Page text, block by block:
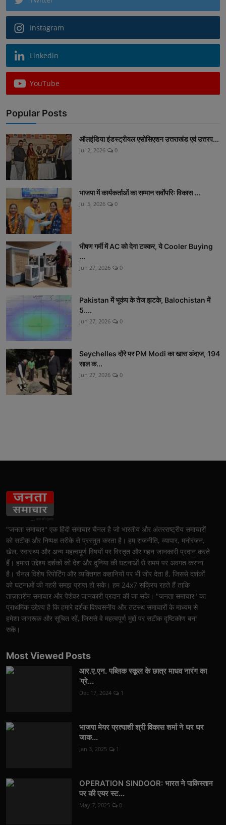
Instagram
Linkedin
YouTube
Popular Posts
ऑलइंडिया इंडस्ट्रीयल एसोसिएशन उत्तराखंड एवं उत्तरप...
Jul 2, 2026 0
भाजपा में कार्यकर्ताओं का सम्मान सर्वाेपरिः विकास ...
Jul 5, 2026 0
भीषण गर्मी में AC को देगा टक्कर, ये Cooler Buying
...
Jun 27, 2026 0
Pakistan में भूकंप के तेज झटके, Balochistan में
5....
Jun 27, 2026 0
Seychelles दौरे पर PM Modi का खास अंदाज, 194
साल क...
Jun 27, 2026 0
"जनता समाचार" एक हिंदी समाचार चैनल है जो भारतीय और अंतरराष्ट्रीय समाचारों
को सटीक और निष्पक्ष तरीके से प्रस्तुत करता है। हम राजनीति, व्यापार, मनोरंजन,
खेल, स्वास्थ्य और अन्य महत्वपूर्ण विषयों पर विस्तृत और गहन जानकारी प्रदान करते
हैं। हमारा उद्देश्य दर्शकों को देश और दुनिया की घटनाओं से समय पर अवगत कराना
है। चैनल विशेष रिपोर्टिंग और व्यक्तिगत कहानियों पर भी जोर देता है, जिससे दर्शकों
को घटनाओं की गहरी समझ प्राप्त हो सके। हम 24x7 सक्रिय रहते हैं ताकि
ताज़ातरीन समाचार और पेशेवर जानकारी प्रदान की जा सके। "जनता समाचार" का
प्राथमिक उद्देश्य है कि हमारे दर्शक विश्वसनीय और तटस्थ समाचारों के माध्यम से
हमेशा जागरूक और सूचित रहें, जिससे वे महत्वपूर्ण मुद्दों पर सटीक दृष्टिकोण बना
सकें।
Most Viewed Posts
आर.ए.एन. पब्लिक स्कूल के छात्र माधव नारंग का
'प्रे...
Dec 17, 2024 1
भाजपा मेयर प्रत्याशी श्री विकास शर्मा ने घर घर
जाक...
Jan 3, 2025 1
OPERATION SINDOOR: भारत ने पाकिस्तान
पर की एयर स्ट...
May 7, 2025 0